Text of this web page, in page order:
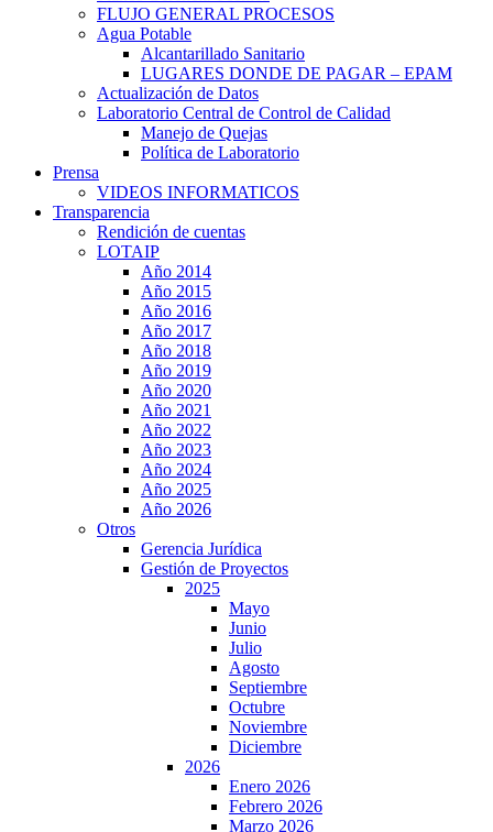
FLUJO GENERAL PROCESOS
Agua Potable
Alcantarillado Sanitario
LUGARES DONDE DE PAGAR – EPAM
Actualización de Datos
Laboratorio Central de Control de Calidad
Manejo de Quejas
Política de Laboratorio
Prensa
VIDEOS INFORMATICOS
Transparencia
Rendición de cuentas
LOTAIP
Año 2014
Año 2015
Año 2016
Año 2017
Año 2018
Año 2019
Año 2020
Año 2021
Año 2022
Año 2023
Año 2024
Año 2025
Año 2026
Otros
Gerencia Jurídica
Gestión de Proyectos
2025
Mayo
Junio
Julio
Agosto
Septiembre
Octubre
Noviembre
Diciembre
2026
Enero 2026
Febrero 2026
Marzo 2026